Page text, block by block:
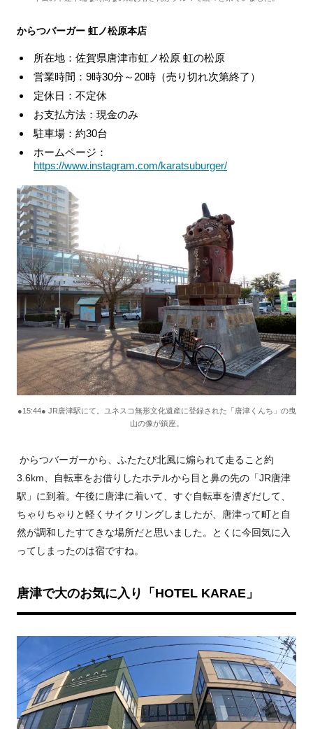
からつバーガー 虹ノ松原本店
所在地：佐賀県唐津市虹ノ松原 虹の松原
営業時間：9時30分～20時（売り切れ次第終了）
定休日：不定休
お支払方法：現金のみ
駐車場：約30台
ホームページ：
https://www.instagram.com/karatsuburger/
●15:44● JR唐津駅にて。ユネスコ無形文化遺産に登録された「唐津くんち」の曳
山の像が鎮座。
からつバーガーから、ふたたび北風に煽られて走ること約
3.6km、自転車をお借りしたホテルから目と鼻の先の「JR唐津
駅」に到着。午後に唐津に着いて、すぐ自転車を漕ぎだして、
ちゃりちゃりと軽くサイクリングしましたが、唐津って町と自
然が調和したすてきな場所だと思いました。とくに今回気に入
ってしまったのは宿ですね。
唐津で大のお気に入り「HOTEL KARAE」